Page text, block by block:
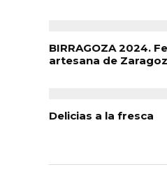
BIRRAGOZA 2024.
artesana de
Delicias a la fresca